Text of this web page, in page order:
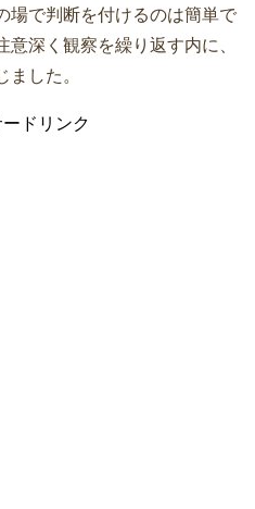
場で判断を付けるのは簡単で
深く観察を繰り返す内に、
ました。
ドリンク